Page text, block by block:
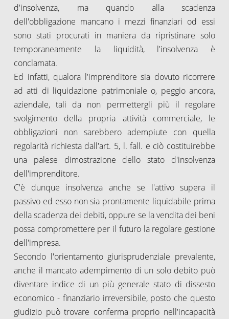
d'insolvenza, ma quando alla scadenza
dell'obbligazione mancano i mezzi finanziari od essi
sono stati procurati in maniera da ripristinare solo
temporaneamente la liquidità, l'insolvenza è
conclamata.
Ed infatti, qualora l'imprenditore sia dovuto ricorrere
ad atti di liquidazione patrimoniale o, peggio ancora,
aziendale, tali da non permettergli più il regolare
svolgimento della propria attività commerciale, le
obbligazioni non sarebbero adempiute con quella
regolarità richiesta dall'art. 5, l. fall. e ciò costituirebbe
una palese dimostrazione dello stato d'insolvenza
dell'imprenditore.
C'è dunque insolvenza anche se l'attivo supera il
passivo ed esso non sia prontamente liquidabile prima
della scadenza dei debiti, oppure se la vendita dei beni
possa compromettere per il futuro la regolare gestione
dell'impresa.
Secondo l'orientamento giurisprudenziale prevalente,
anche il mancato adempimento di un solo debito può
diventare indice di un più generale stato di dissesto
economico - finanziario irreversibile, posto che questo
giudizio può trovare conferma proprio nell'incapacità